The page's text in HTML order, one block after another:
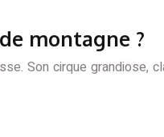
montagne ?
Son cirque grandiose,